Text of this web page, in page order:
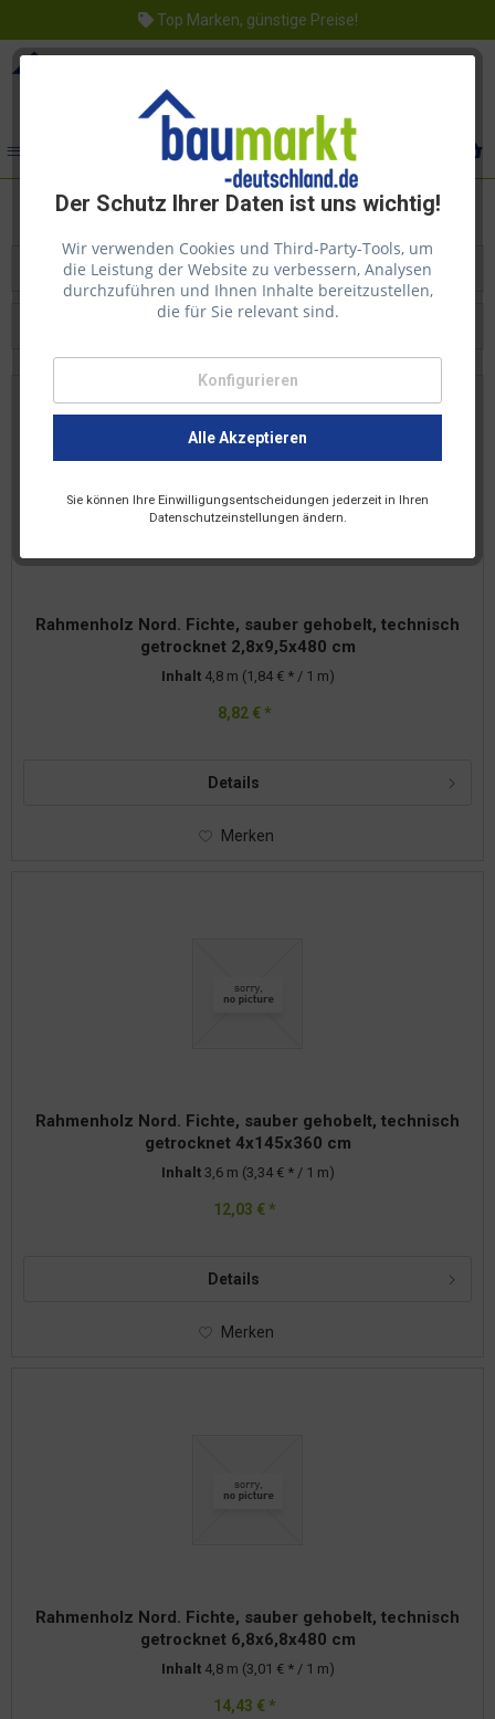
Top Marken, günstige Preise!
Der Schutz Ihrer Daten ist uns wichtig!
Wir verwenden Cookies und Third-Party-Tools, um
die Leistung der Website zu verbessern, Analysen
durchzuführen und Ihnen Inhalte bereitzustellen,
die für Sie relevant sind.
Konfigurieren
Alle Akzeptieren
Sie können Ihre Einwilligungsentscheidungen jederzeit in Ihren
Datenschutzeinstellungen ändern.
Filtern
Rahmenholz Nord. Fichte, sauber gehobelt, technisch
getrocknet 2,8x9,5x480 cm
Inhalt 4,8 m (1,84 € * / 1 m)
8,82 € *
Details
Merken
Rahmenholz Nord. Fichte, sauber gehobelt, technisch
getrocknet 4x145x360 cm
Inhalt 3,6 m (3,34 € * / 1 m)
12,03 € *
Details
Merken
Rahmenholz Nord. Fichte, sauber gehobelt, technisch
getrocknet 6,8x6,8x480 cm
Inhalt 4,8 m (3,01 € * / 1 m)
14,43 € *